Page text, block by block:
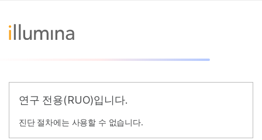
연구 전용(RUO)입니다.
진단 절차에는 사용할 수 없습니다.